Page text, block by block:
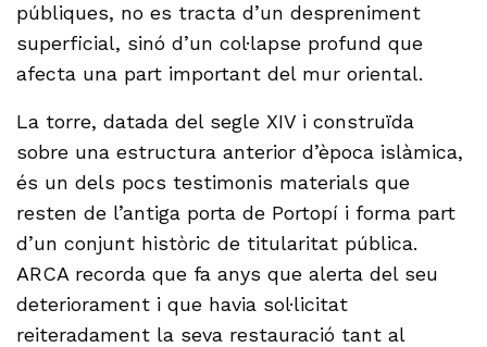
públiques, no es tracta d’un despreniment
superficial, sinó d’un col·lapse profund que
afecta una part important del mur oriental.
La torre, datada del segle XIV i construïda
sobre una estructura anterior d’època islàmica,
és un dels pocs testimonis materials que
resten de l’antiga porta de Portopí i forma part
d’un conjunt històric de titularitat pública.
ARCA recorda que fa anys que alerta del seu
deteriorament i que havia sol·licitat
reiteradament la seva restauració tant al